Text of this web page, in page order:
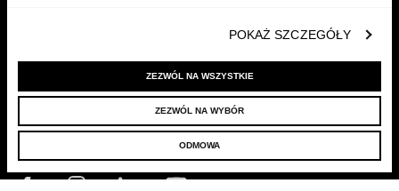
POKAŻ SZCZEGÓŁY
ZEZWÓL NA WSZYSTKIE
ZEZWÓL NA WYBÓR
ODMOWA
© 2022 LELLEK.PL | POLITYKA PRYWATNOŚCI